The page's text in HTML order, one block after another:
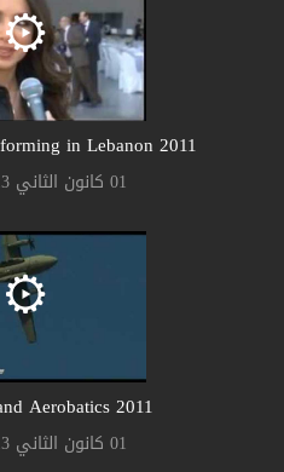
2011 Breitling Jet Team performing in Lebanon
01 كانون الثاني 2013, 12:00 ص
2011 Dubai Airshow and Aerobatics
01 كانون الثاني 2013, 12:00 ص